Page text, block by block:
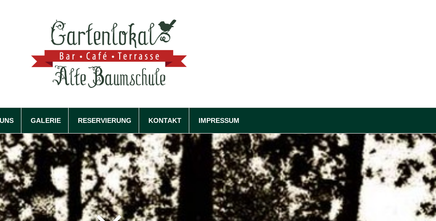
GALERIE RESERVIERUNG KONTAKT IMPRESSUM